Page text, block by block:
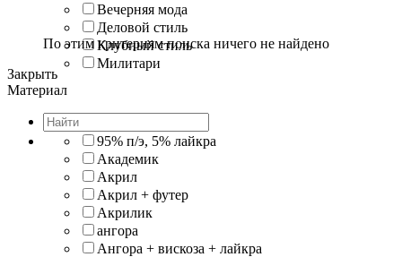
Вечерняя мода
Деловой стиль
Клубный стиль
Милитари
По этим критериям поиска ничего не найдено
Закрыть
Материал
95% п/э, 5% лайкра
Академик
Акрил
Акрил + футер
Акрилик
ангора
Ангора + вискоза + лайкра